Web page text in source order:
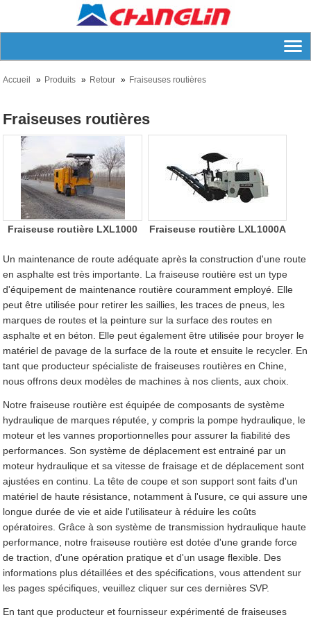
Accueil Produits Retour Fraiseuses routières
Fraiseuses routières
Fraiseuse routière LXL1000 Fraiseuse routière LXL1000A
Un maintenance de route adéquate après la construction d'une route
en asphalte est très importante. La fraiseuse routière est un type
d'équipement de maintenance routière couramment employé. Elle
peut être utilisée pour retirer les saillies, les traces de pneus, les
marques de routes et la peinture sur la surface des routes en
asphalte et en béton. Elle peut également être utilisée pour broyer le
matériel de pavage de la surface de la route et ensuite le recycler. En
tant que producteur spécialiste de fraiseuses routières en Chine,
nous offrons deux modèles de machines à nos clients, aux choix.
Notre fraiseuse routière est équipée de composants de système
hydraulique de marques réputée, y compris la pompe hydraulique, le
moteur et les vannes proportionnelles pour assurer la fiabilité des
performances. Son système de déplacement est entrainé par un
moteur hydraulique et sa vitesse de fraisage et de déplacement sont
ajustées en continu. La tête de coupe et son support sont faits d'un
matériel de haute résistance, notamment à l'usure, ce qui assure une
longue durée de vie et aide l'utilisateur à réduire les coûts
opératoires. Grâce à son système de transmission hydraulique haute
performance, notre fraiseuse routière est dotée d'une grande force
de traction, d'une opération pratique et d'un usage flexible. Des
informations plus détaillées et des spécifications, vous attendent sur
les pages spécifiques, veuillez cliquer sur ces dernières SVP.
En tant que producteur et fournisseur expérimenté de fraiseuses